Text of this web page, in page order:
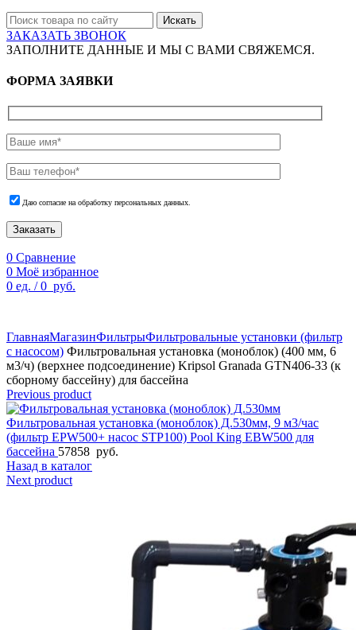
Искать
ЗАКАЗАТЬ ЗВОНОК
ЗАПОЛНИТЕ ДАННЫЕ И МЫ С ВАМИ СВЯЖЕМСЯ.
ФОРМА ЗАЯВКИ
Даю согласие на обработку персональных данных.
Заказать
0 Сравнение
0 Моё избранное
0 ед. / 0 руб.
ГлавнаяМагазинФильтрыФильтровальные установки (фильтр
с насосом) Фильтровальная установка (моноблок) (400 мм, 6
м3/ч) (верхнее подсоединение) Kripsol Granada GTN406-33 (к
сборному бассейну) для бассейна
Previous product
Фильтровальная установка (моноблок) Д.530мм, 9 м3/час
(фильтр EPW500+ насос STP100) Pool King EBW500 для
бассейна 57858 руб.
Назад в каталог
Next product